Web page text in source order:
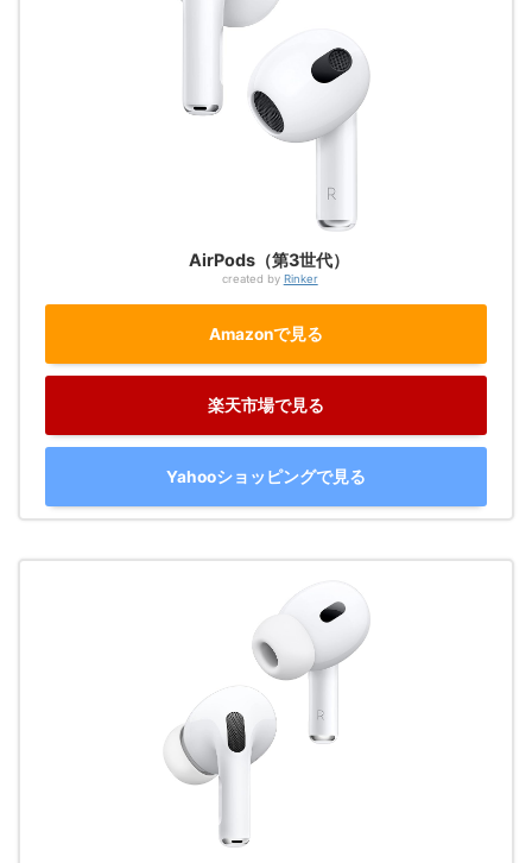
AirPods（第3世代）
created by Rinker
Amazonで見る
楽天市場で見る
Yahooショッピングで見る